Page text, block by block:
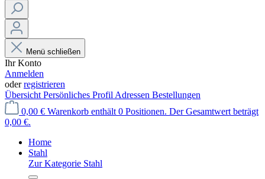
Menü schließen
Ihr Konto
Anmelden
oderregistrieren
Übersicht Persönliches Profil Adressen Bestellungen
0,00 € Warenkorb enthält 0 Positionen. Der Gesamtwert beträgt
0,00 €.
Home
Stahl
Zur Kategorie Stahl